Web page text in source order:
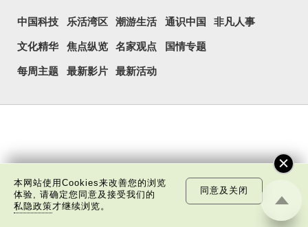
中国科技 乐活湾区 潮游生活 通识中国 非凡人事
文化精华 焦点纵览 名家观点 国情专题
每周主题 最新影片 最新活动
本网站使用Cookies来改善您的浏览
体验, 请确定您同意及接受我们的
私隐政策才继续浏览。
同意及关闭